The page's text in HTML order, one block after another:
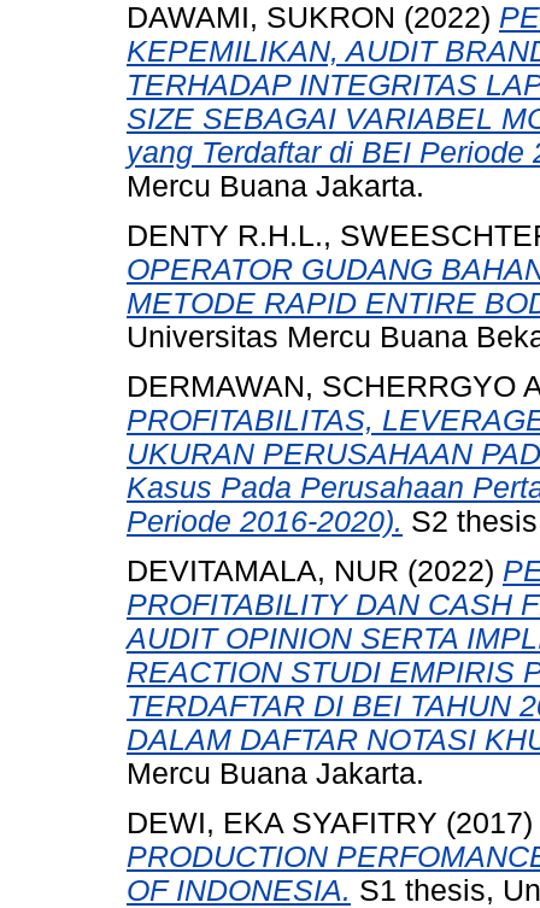
DAWAMI, SUKRON (2022)
KEPEMILIKAN, AUDIT
TERHADAP INTEGRITAS
SIZE SEBAGAI VARIABEL
yang Terdaftar di BEI Periode
Mercu Buana Jakarta.
DENTY R.H.L.,
OPERATOR GUDANG
METODE RAPID ENTIRE
Universitas Mercu Buana
DERMAWAN, SCHERRGYO
PROFITABILITAS,
UKURAN PERUSAHAAN
Kasus Pada Perusahaan
Periode 2016-2020). S2
DEVITAMALA, NUR (2022)
PROFITABILITY DAN CASH
AUDIT OPINION SERTA
REACTION STUDI EMPIRIS
TERDAFTAR DI BEI TAHUN
DALAM DAFTAR NOTASI
Mercu Buana Jakarta.
DEWI, EKA SYAFITRY (2017)
PRODUCTION
OF INDONESIA. S1 thesis,